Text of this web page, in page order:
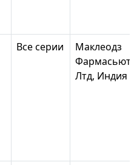
Все серии
Маклеодз
Лтд, Индия